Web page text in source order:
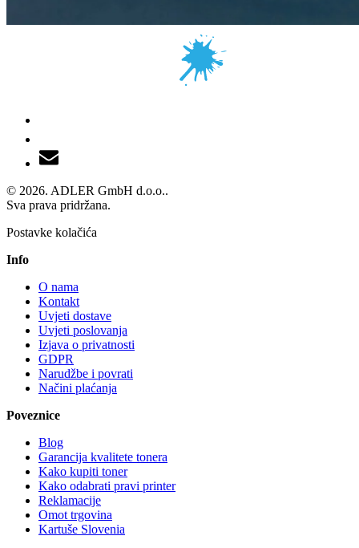
© 2026. ADLER GmbH d.o.o..
Sva prava pridržana.
Postavke kolačića
Info
O nama
Kontakt
Uvjeti dostave
Uvjeti poslovanja
Izjava o privatnosti
GDPR
Narudžbe i povrati
Načini plaćanja
Poveznice
Blog
Garancija kvalitete tonera
Kako kupiti toner
Kako odabrati pravi printer
Reklamacije
Omot trgovina
Kartuše Slovenia